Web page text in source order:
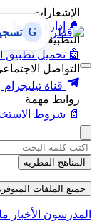
الإشعارات
🔔 إدارة
التطبيقات
🤖 تحميل تطبيق
التواصل
قناة تيليجرام
روابط مهمة
📄 شروط
G
المناهج القطرية
جميع الملفات
المدرسون الأخبار